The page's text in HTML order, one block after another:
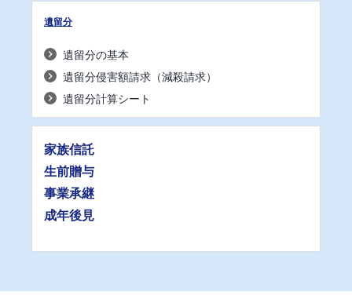
遺留分
遺留分の基本
遺留分侵害額請求（減殺請求）
遺留分計算シート
家族信託
生前贈与
事業承継
成年後見